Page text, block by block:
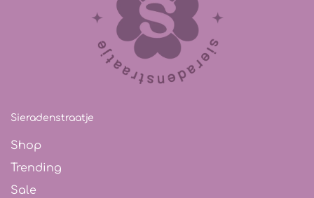
Sieradenstraatje
Shop
Trending
Sale